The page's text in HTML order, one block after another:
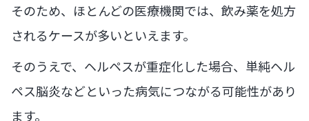
そのため、ほとんどの医療機関では、飲み薬を処方
されるケースが多いといえます。
そのうえで、ヘルペスが重症化した場合、単純ヘル
ペス脳炎などといった病気につながる可能性があり
ます。